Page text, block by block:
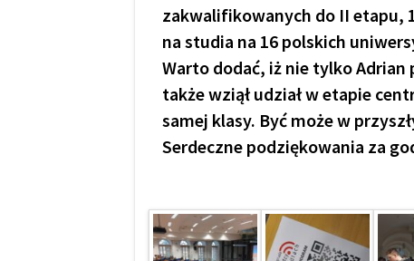
zakwalifikowanych do II etapu,
na studia na 16 polskich
Warto dodać, iż nie tylko
także wziął udział w etapie
samej klasy. Być może w
Serdeczne podziękowania za